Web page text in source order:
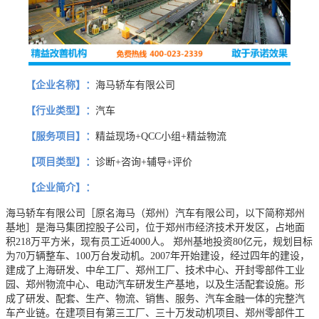
【企业名称】： 海马轿车有限公司
【行业类型】： 汽车
【服务项目】： 精益现场+QCC小组+精益物流
【项目类型】： 诊断+咨询+辅导+评价
【企业简介】：
海马轿车有限公司［原名海马（郑州）汽车有限公司，以下简称郑州
基地］是海马集团控股子公司，位于郑州市经济技术开发区，占地面
积218万平方米，现有员工近4000人。 郑州基地投资80亿元，规划目标
为70万辆整车、100万台发动机。2007年开始建设，经过四年的建设，
建成了上海研发、中牟工厂、郑州工厂、技术中心、开封零部件工业
园、郑州物流中心、电动汽车研发生产基地，以及生活配套设施。形
成了研发、配套、生产、物流、销售、服务、汽车金融一体的完整汽
车产业链。在建项目有第三工厂、三十万发动机项目、郑州零部件工